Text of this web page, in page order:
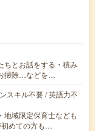
ちとお話をする・積み
掃除…などを…
スキル不要 / 英語力不
地域限定保育士なども
初めての方も…